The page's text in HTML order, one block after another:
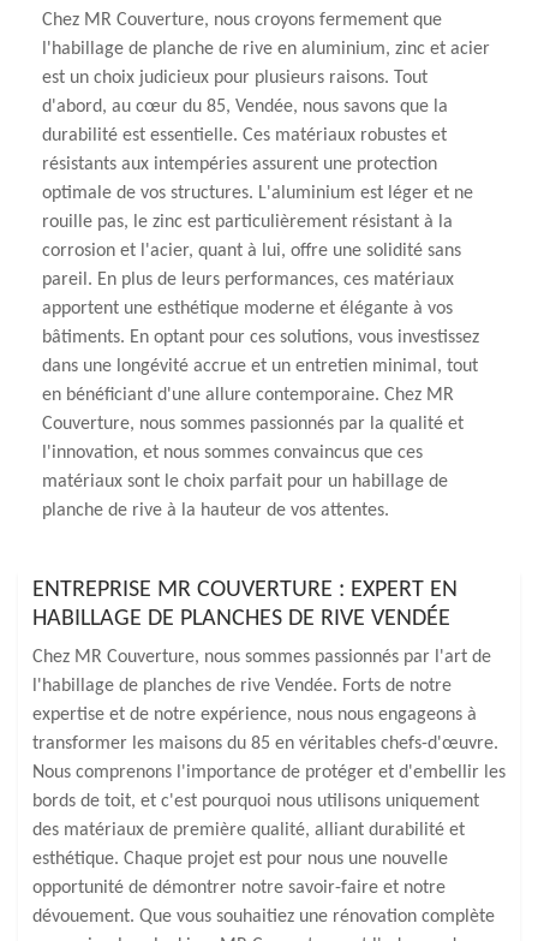
Chez MR Couverture, nous croyons fermement que
l'habillage de planche de rive en aluminium, zinc et acier
est un choix judicieux pour plusieurs raisons. Tout
d'abord, au cœur du 85, Vendée, nous savons que la
durabilité est essentielle. Ces matériaux robustes et
résistants aux intempéries assurent une protection
optimale de vos structures. L'aluminium est léger et ne
rouille pas, le zinc est particulièrement résistant à la
corrosion et l'acier, quant à lui, offre une solidité sans
pareil. En plus de leurs performances, ces matériaux
apportent une esthétique moderne et élégante à vos
bâtiments. En optant pour ces solutions, vous investissez
dans une longévité accrue et un entretien minimal, tout
en bénéficiant d'une allure contemporaine. Chez MR
Couverture, nous sommes passionnés par la qualité et
l'innovation, et nous sommes convaincus que ces
matériaux sont le choix parfait pour un habillage de
planche de rive à la hauteur de vos attentes.
ENTREPRISE MR COUVERTURE : EXPERT EN
HABILLAGE DE PLANCHES DE RIVE VENDÉE
Chez MR Couverture, nous sommes passionnés par l'art de
l'habillage de planches de rive Vendée. Forts de notre
expertise et de notre expérience, nous nous engageons à
transformer les maisons du 85 en véritables chefs-d'œuvre.
Nous comprenons l'importance de protéger et d'embellir les
bords de toit, et c'est pourquoi nous utilisons uniquement
des matériaux de première qualité, alliant durabilité et
esthétique. Chaque projet est pour nous une nouvelle
opportunité de démontrer notre savoir-faire et notre
dévouement. Que vous souhaitiez une rénovation complète